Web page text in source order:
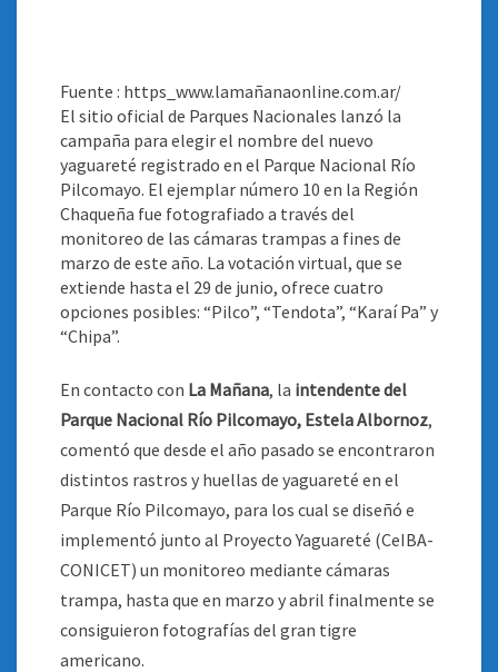
Fuente : https_www.lamañanaonline.com.ar/
El sitio oficial de Parques Nacionales lanzó la
campaña para elegir el nombre del nuevo
yaguareté registrado en el Parque Nacional Río
Pilcomayo. El ejemplar número 10 en la Región
Chaqueña fue fotografiado a través del
monitoreo de las cámaras trampas a fines de
marzo de este año. La votación virtual, que se
extiende hasta el 29 de junio, ofrece cuatro
opciones posibles: “Pilco”, “Tendota”, “Karaí Pa” y
“Chipa”.
En contacto con La Mañana, la intendente del
Parque Nacional Río Pilcomayo, Estela Albornoz,
comentó que desde el año pasado se encontraron
distintos rastros y huellas de yaguareté en el
Parque Río Pilcomayo, para los cual se diseñó e
implementó junto al Proyecto Yaguareté (CeIBA-
CONICET) un monitoreo mediante cámaras
trampa, hasta que en marzo y abril finalmente se
consiguieron fotografías del gran tigre
americano.